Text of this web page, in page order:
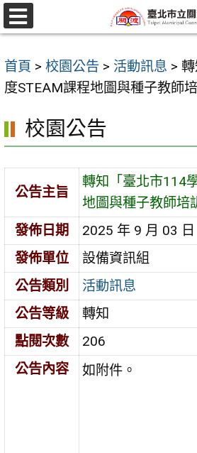
跳
至
要
內
區
選
單
首頁 > 校園公告 > 活動訊息 >
度STEAM課程地圖與種子教師
校園公告
公告主旨
轉知「臺北市114
地圖與種子教師培
發佈日期
2025 年 9 月 03 日
發佈單位
設備資訊組
公告類別
活動訊息
公告等級
轉知
點閱次數
206
公告內容
如附件。